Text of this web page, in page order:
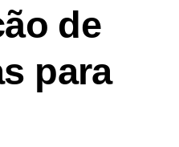
de
para